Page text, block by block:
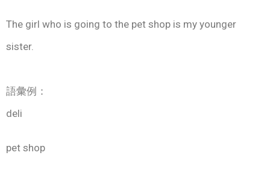
The girl who is going to the pet shop is my younger
sister.
語彙例：
deli
pet shop